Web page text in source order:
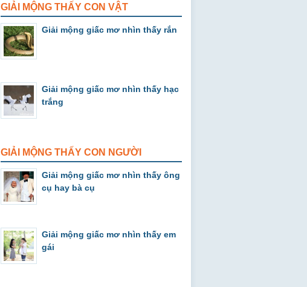
GIẢI MỘNG THẤY CON VẬT
Giải mộng giấc mơ nhìn thấy rắn
Giải mộng giấc mơ nhìn thấy hạc
trắng
GIẢI MỘNG THẤY CON NGƯỜI
Giải mộng giấc mơ nhìn thấy ông
cụ hay bà cụ
Giải mộng giấc mơ nhìn thấy em
gái